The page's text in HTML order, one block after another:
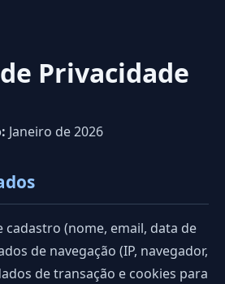
Privacidade
Janeiro de 2026
cadastro (nome, email, data de
de navegação (IP, navegador,
de transação e cookies para